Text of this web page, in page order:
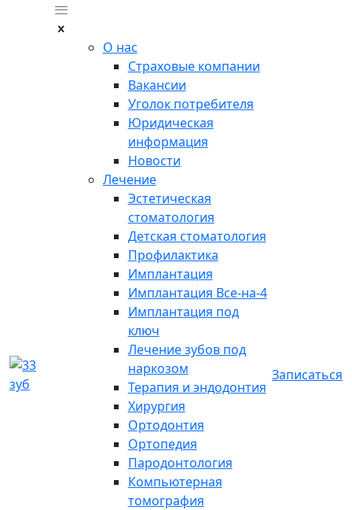
О нас
Страховые компании
Вакансии
Уголок потребителя
Юридическая
информация
Новости
Лечение
Эстетическая
стоматология
Детская стоматология
Профилактика
Имплантация
Имплантация Все-на-4
Имплантация под
ключ
Лечение зубов под
наркозом
Терапия и эндодонтия
Хирургия
Ортодонтия
Ортопедия
Пародонтология
Компьютерная
томография
Записаться